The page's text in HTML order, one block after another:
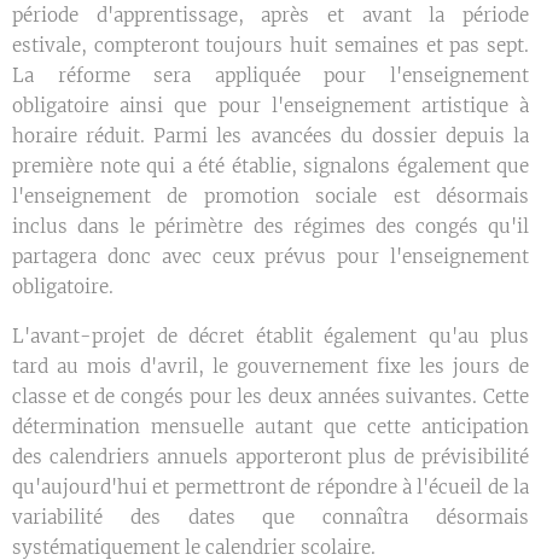
période d'apprentissage, après et avant la période
estivale, compteront toujours huit semaines et pas sept.
La réforme sera appliquée pour l'enseignement
obligatoire ainsi que pour l'enseignement artistique à
horaire réduit. Parmi les avancées du dossier depuis la
première note qui a été établie, signalons également que
l'enseignement de promotion sociale est désormais
inclus dans le périmètre des régimes des congés qu'il
partagera donc avec ceux prévus pour l'enseignement
obligatoire.
L'avant-projet de décret établit également qu'au plus
tard au mois d'avril, le gouvernement fixe les jours de
classe et de congés pour les deux années suivantes. Cette
détermination mensuelle autant que cette anticipation
des calendriers annuels apporteront plus de prévisibilité
qu'aujourd'hui et permettront de répondre à l'écueil de la
variabilité des dates que connaîtra désormais
systématiquement le calendrier scolaire.